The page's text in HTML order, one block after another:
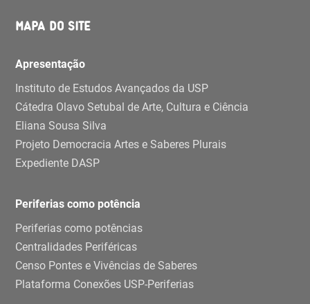
MAPA DO SITE
Apresentação
Instituto de Estudos Avançados da USP
Cátedra Olavo Setubal de Arte, Cultura e Ciência
Eliana Sousa Silva
Projeto Democracia Artes e Saberes Plurais
Expediente DASP
Periferias como potência
Periferias como potências
Centralidades Periféricas
Censo Pontes e Vivências de Saberes
Plataforma Conexões USP-Periferias